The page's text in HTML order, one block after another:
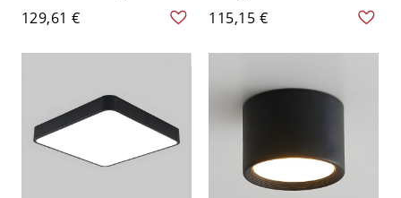
tambor con 4 focos y
cristales rectangulares
para sala de estar
129,61 €
Macaroon 12"/16"/19.5"
Wide LED Metal Ceiling
Mounted Light in
120 V Negro 30,48 cm
Blanco
115,15 €